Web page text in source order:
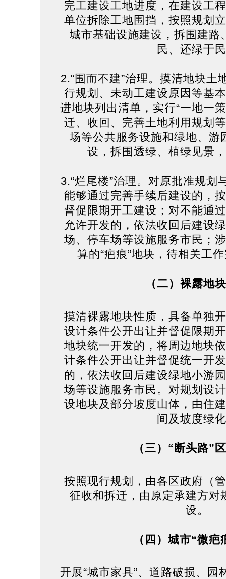
完工建设工地进度，在建设工
单位拆除工地围挡，按照规划
城市基础设施建设，拆围建路
民、还绿于
2.“围而不建”治理。摸清地块土
行规划、未动工建设原因等基
进地块列出清单，实行“一地一
迁、收回、完善土地利用规划
场等公共服务设施和绿地、游
设，拆围透绿、植绿见景
3.“烂尾楼”治理。对原批准规划
能够通过完善手续后建设的，
督促限期开工建设；对不能通
允许开发的，依法收回后建设
场、停车场等设施服务市民；
算的“疤痕”地块，待相关工
（二）裸露地
摸清裸露地块性质，具备单独
设计条件公开出让并督促限期
地块统一开发的，将周边地块
计条件公开出让并督促统一开
的，依法收回后建设绿地小游
场等设施服务市民。对规划设
设地块及部分坡度山体，由住
间及坡度绿
（三）“断头路”
按照现行规划，由各区政府（
征收和拆迁，由原定承建方对
设。
（四）城市“微疤
开展“城市家具”、道路破损、园